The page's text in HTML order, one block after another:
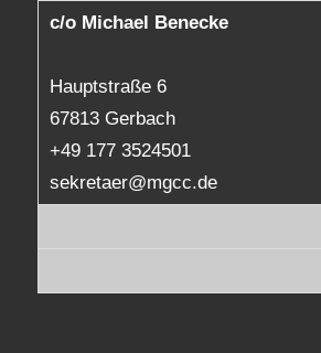
c/o Michael Benecke
Hauptstraße 6
67813 Gerbach
+49 177 3524501
sekretaer@mgcc.de